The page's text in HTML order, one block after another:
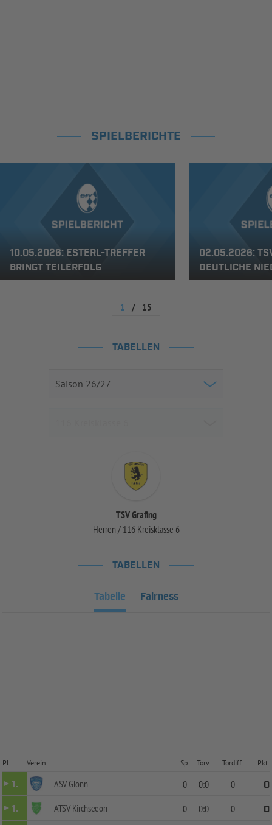
SPIELBERICHTE
10.05.2026: ESTERL-TREFFER
BRINGT TEILERFOLG
02.05.2026:
DEUTLICHE
1 / 15
TABELLEN
TSV Grafing
Herren / 116 Kreisklasse 6
TABELLEN
Tabelle Fairness
Pl. Verein Sp. Torv. Tordiff. Pkt.
1. ASV Glonn 0 0:0 0
0
1.
ATSV Kirchseeon 0 0:0 0
0